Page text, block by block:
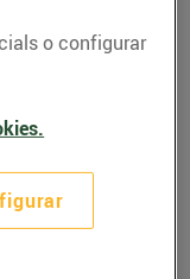
o configurar